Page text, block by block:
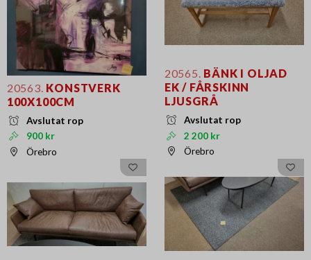
20563. KONSTVERK
100X100CM
Avslutat rop
900 kr
Örebro
20565. BÄNK I OLJAD
EK / FÅRSKINN
LJUSGRÅ
Avslutat rop
2 200 kr
Örebro